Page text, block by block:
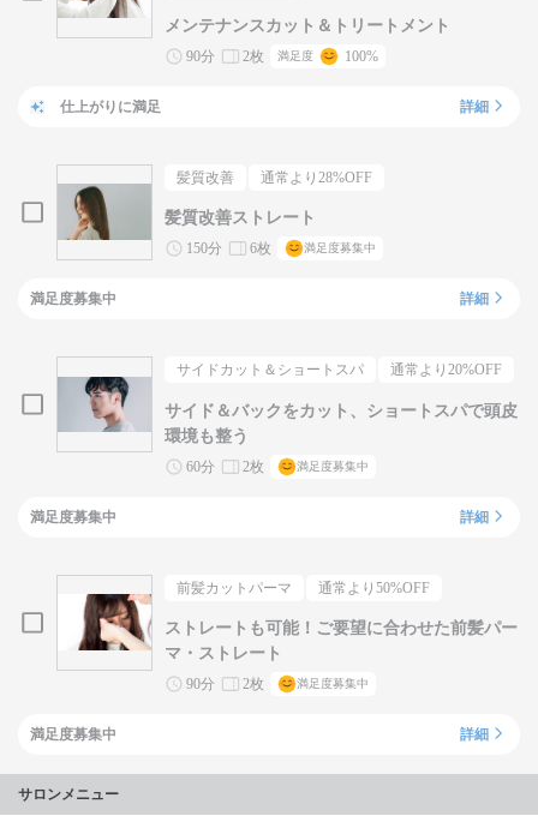
メンテナンスカット＆トリートメント
90分 2枚 満足度 100%
仕上がりに満足 詳細
髪質改善 通常より 28%OFF
髪質改善ストレート
150分 6枚 満足度募集中
満足度募集中 詳細
サイドカット＆ショートスパ 通常より 20%OFF
サイド＆バックをカット、ショートスパで頭皮
環境も整う
60分 2枚 満足度募集中
満足度募集中 詳細
前髪カットパーマ 通常より 50%OFF
ストレートも可能！ご要望に合わせた前髪パー
マ・ストレート
90分 2枚 満足度募集中
満足度募集中 詳細
サロンメニュー